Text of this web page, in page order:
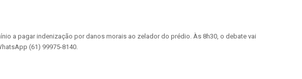
a pagar indenização por danos morais ao zelador do prédio. Às 8h30, o debate vai
(61) 99975-8140.